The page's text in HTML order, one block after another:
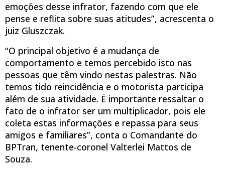
emoções desse infrator, fazendo com que ele
pense e reflita sobre suas atitudes”, acrescenta o
juiz Gluszczak.
“O principal objetivo é a mudança de
comportamento e temos percebido isto nas
pessoas que têm vindo nestas palestras. Não
temos tido reincidência e o motorista participa
além de sua atividade. É importante ressaltar o
fato de o infrator ser um multiplicador, pois ele
coleta estas informações e repassa para seus
amigos e familiares”, conta o Comandante do
BPTran, tenente-coronel Valterlei Mattos de
Souza.